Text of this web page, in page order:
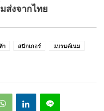
ส่งจากไทย
า สนีกเกอร์
แบรนด์เนม